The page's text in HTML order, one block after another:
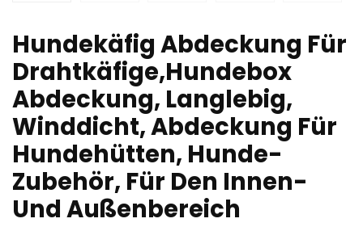
Hundekäfig Abdeckung Für
Drahtkäfige,Hundebox
Abdeckung, Langlebig,
Winddicht, Abdeckung Für
Hundehütten, Hunde-
Zubehör, Für Den Innen-
Und Außenbereich